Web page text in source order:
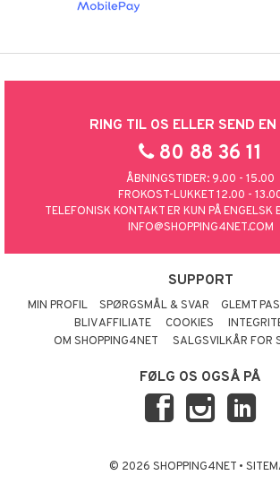
RING TIL OS ELLER SEND
80 88 36 11
ÅBNINGSTIDER: 9.00 - 15.00
FROKOST-LUKKET 12.00 -
TELEFONISK KONTAKT ER KUN PÅ ENGELSK
INFO@SHOPPING4NET.COM
SUPPORT
MIN PROFIL SPØRGSMÅL & SVAR GLEMT
BLIV AFFILIATE
COOKIES
OM SHOPPING4NET
SALGSVILKÅR FOR
FØLG OS OGSÅ PÅ
© 2026 SHOPPING4NET •